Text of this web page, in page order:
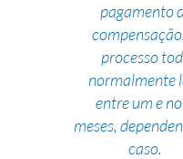
pagamento
processo
normalmente
entre um e
meses,
caso.